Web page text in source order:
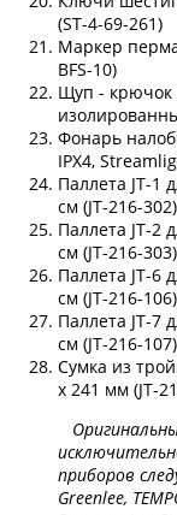
(ST-4-69-261)
Маркер
BFS-10)
Щуп - крючок
Фонарь
IPX4,
Паллета JT-1
см (JT-216-302)
Паллета JT-2
см (JT-216-303)
Паллета JT-6
см (JT-216-106)
Паллета JT-7
см (JT-216-107)
Сумка из
х 241 мм (JT-
приборов
Greenlee,